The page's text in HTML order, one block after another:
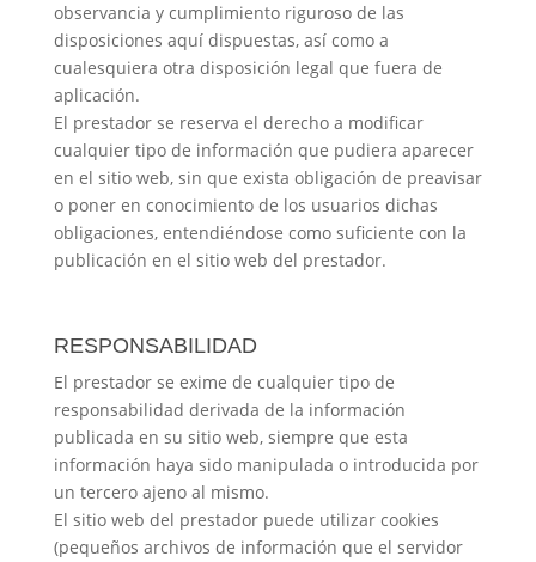
observancia y cumplimiento riguroso de las
disposiciones aquí dispuestas, así como a
cualesquiera otra disposición legal que fuera de
aplicación.
El prestador se reserva el derecho a modificar
cualquier tipo de información que pudiera aparecer
en el sitio web, sin que exista obligación de preavisar
o poner en conocimiento de los usuarios dichas
obligaciones, entendiéndose como suficiente con la
publicación en el sitio web del prestador.
RESPONSABILIDAD
El prestador se exime de cualquier tipo de
responsabilidad derivada de la información
publicada en su sitio web, siempre que esta
información haya sido manipulada o introducida por
un tercero ajeno al mismo.
El sitio web del prestador puede utilizar cookies
(pequeños archivos de información que el servidor